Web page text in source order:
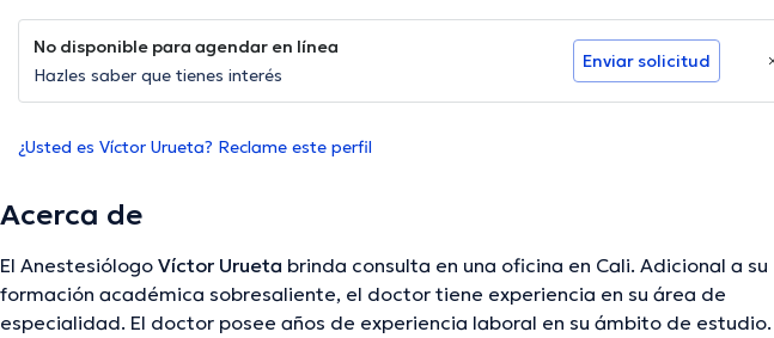
No disponible para agendar en línea
Hazles saber que tienes interés
Enviar solicitud
¿Usted es Víctor Urueta? Reclame este perfil
Acerca de
El Anestesiólogo Víctor Urueta brinda consulta en una oficina en Cali. Adicional a su
formación académica sobresaliente, el doctor tiene experiencia en su área de
especialidad. El doctor posee años de experiencia laboral en su ámbito de estudio.